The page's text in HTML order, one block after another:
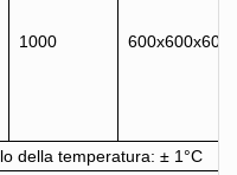
1000 600x600x600
della temperatura: ± 1°C